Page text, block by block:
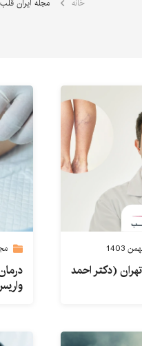
خانه مجله ایران قلب
(دکتر احمد